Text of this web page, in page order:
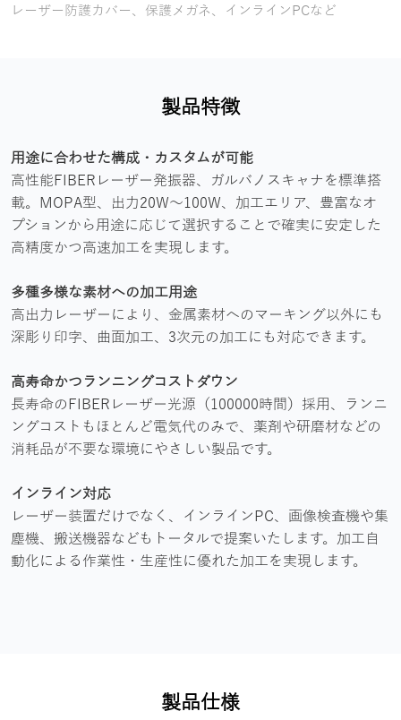
レーザー防護カバー、保護メガネ、インラインPCなど
製品特徴
用途に合わせた構成・カスタムが可能
高性能FIBERレーザー発振器、ガルバノスキャナを標準搭
載。MOPA型、出力20W～100W、加工エリア、豊富なオ
プションから用途に応じて選択することで確実に安定した
高精度かつ高速加工を実現します。
多種多様な素材への加工用途
高出力レーザーにより、金属素材へのマーキング以外にも
深彫り印字、曲面加工、3次元の加工にも対応できます。
高寿命かつランニングコストダウン
長寿命のFIBERレーザー光源（100000時間）採用、ランニ
ングコストもほとんど電気代のみで、薬剤や研磨材などの
消耗品が不要な環境にやさしい製品です。
インライン対応
レーザー装置だけでなく、インラインPC、画像検査機や集
塵機、搬送機器などもトータルで提案いたします。加工自
動化による作業性・生産性に優れた加工を実現します。
製品仕様